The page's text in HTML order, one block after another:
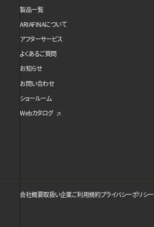
製品一覧
ARIAFINAについて
アフターサービス
よくあるご質問
お知らせ
お問い合わせ
ショールーム
Webカタログ
会社概要取扱い企業ご利用規約プライバシーポリシー